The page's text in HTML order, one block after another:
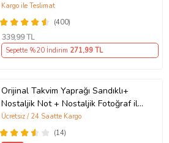
(400)
Kargo ile Teslimat
339,99 TL
Sepette %20 İndirim 271,99 TL
Orijinal Takvim Yaprağı Sandıklı+
Nostaljik Not + Nostaljik Fotoğraf ile
birlikte UNUTULMAYACAK BİR
HEDİYE
(14)
Ücretsiz / 24 Saatte Kargo